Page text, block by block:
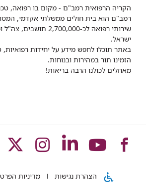
הקריה הרפואית רמב"ם - מקום בו רפואה,
ישראל.
באתר תוכלו לחפש מידע על יחידות
הזמינו תור במהירות ובנוחות.
מאחלים לכולנו הרבה בריאות!
לעמוד
לעמוד
לעמוד
הצהרת נגישות מדיניות